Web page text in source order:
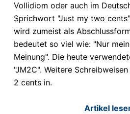
Vollidiom oder auch im
Sprichwort "Just my two
wird zumeist als
bedeutet so viel wie: "Nur
Meinung". Die heute
"JM2C". Weitere
2 cents in.
Artikel